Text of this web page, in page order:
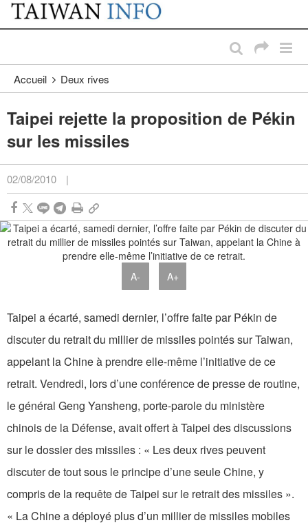
Passer au contenu principal
:::
Accueil Deux rives
Taipei rejette la proposition de Pékin
sur les missiles
02/08/2010 |
A- A+
Taipei a écarté, samedi dernier, l’offre faite par Pékin de
discuter du retrait du millier de missiles pointés sur Taiwan,
appelant la Chine à prendre elle-même l’initiative de ce
retrait. Vendredi, lors d’une conférence de presse de routine,
le général Geng Yansheng, porte-parole du ministère
chinois de la Défense, avait offert à Taipei des discussions
sur le dossier des missiles : « Les deux rives peuvent
discuter de tout sous le principe d’une seule Chine, y
compris de la requête de Taipei sur le retrait des missiles ».
« La Chine a déployé plus d’un millier de missiles mobiles